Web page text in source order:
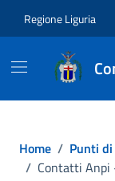
Regione Liguria
Home / Punti
/ Contatti Anpi